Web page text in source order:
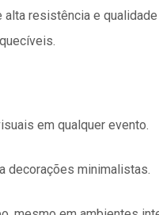
resistência e
em qualquer evento.
decorações minimalistas.